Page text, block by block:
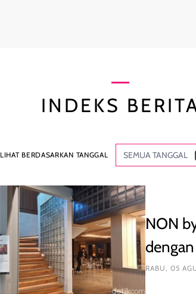
INDEKS
LIHAT BERDASARKAN TANGGAL
NON
RABU, 05